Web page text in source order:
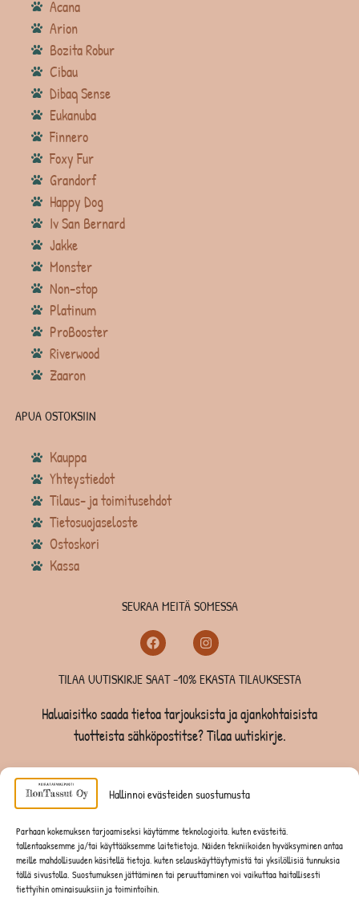
Hallinnoi evästeiden suostumusta
Parhaan kokemuksen tarjoamiseksi käytämme teknologioita, kuten evästeitä,
tallentaaksemme ja/tai käyttääksemme laitetietoja. Näiden tekniikoiden hyväksyminen antaa
meille mahdollisuuden käsitellä tietoja, kuten selauskäyttäytymistä tai yksilöllisiä tunnuksia
tällä sivustolla. Suostumuksen jättäminen tai peruuttaminen voi vaikuttaa haitallisesti
tiettyihin ominaisuuksiin ja toimintoihin.
Acana
Arion
Bozita Robur
Cibau
Dibaq Sense
Eukanuba
Finnero
Foxy Fur
Grandorf
Happy Dog
Iv San Bernard
Jakke
Monster
Non-stop
Platinum
ProBooster
Riverwood
Zaaron
APUA OSTOKSIIN
Kauppa
Yhteystiedot
Tilaus- ja toimitusehdot
Tietosuojaseloste
Ostoskori
Kassa
SEURAA MEITÄ SOMESSA
TILAA UUTISKIRJE SAAT -10% EKASTA TILAUKSESTA
Haluaisitko saada tietoa tarjouksista ja ajankohtaisista
tuotteista sähköpostitse? Tilaa uutiskirje.
TILAA UUTISKIRJE -SAAT -10% EKASTA TILAUKSESTA
KISSOILLE
JYRSIJÖILLE